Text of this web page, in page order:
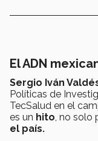
El ADN
Sergio Iván
Políticas de
TecSalud en el
es un hito, no solo
el país.